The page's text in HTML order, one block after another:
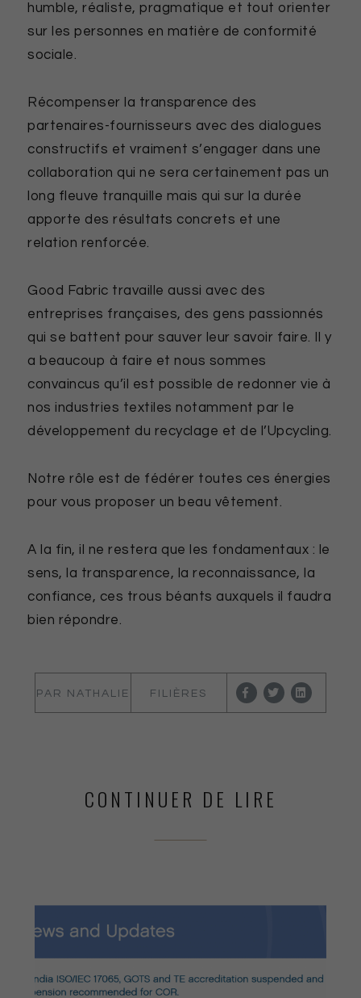
humble, réaliste, pragmatique et tout orienter
sur les personnes en matière de conformité
sociale.
Récompenser la transparence des
partenaires-fournisseurs avec des dialogues
constructifs et vraiment s’engager dans une
collaboration qui ne sera certainement pas un
long fleuve tranquille mais qui sur la durée
apporte des résultats concrets et une
relation renforcée.
Good Fabric travaille aussi avec des
entreprises françaises, des gens passionnés
qui se battent pour sauver leur savoir faire. Il y
a beaucoup à faire et nous sommes
convaincus qu’il est possible de redonner vie à
nos industries textiles notamment par le
développement du recyclage et de l’Upcycling.
Notre rôle est de fédérer toutes ces énergies
pour vous proposer un beau vêtement.
A la fin, il ne restera que les fondamentaux : le
sens, la transparence, la reconnaissance, la
confiance, ces trous béants auxquels il faudra
bien répondre.
PAR NATHALIE FILIÈRES
CONTINUER DE LIRE